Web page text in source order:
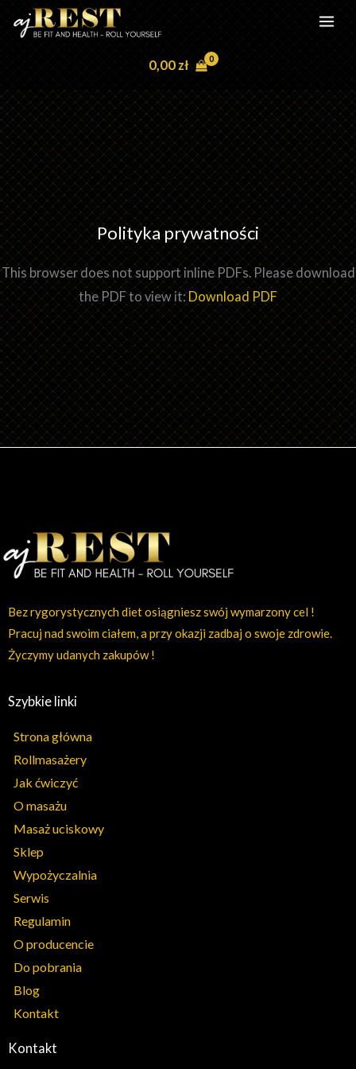
Przejdź
0,00 zł
Polityka prywatności
This browser does not support inline PDFs. Please download
the PDF to view it:Download PDF
Bez rygorystycznych diet osiągniesz swój wymarzony cel !
Pracuj nad swoim ciałem, a przy okazji zadbaj o swoje zdrowie.
Życzymy udanych zakupów !
Szybkie linki
Strona główna
Rollmasażery
Jak ćwiczyć
O masażu
Masaż uciskowy
Sklep
Wypożyczalnia
Serwis
Regulamin
O producencie
Do pobrania
Blog
Kontakt
Kontakt